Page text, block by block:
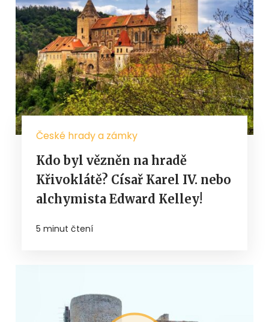
České hrady a zámky
Kdo byl vězněn na hradě
Křivoklátě? Císař Karel IV. nebo
alchymista Edward Kelley!
5 minut čtení